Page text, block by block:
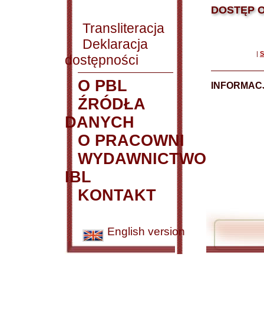
Transliteracja
Deklaracja
dostępności
O PBL
ŹRÓDŁA
DANYCH
O PRACOWNI
WYDAWNICTWO
IBL
KONTAKT
English version
DOSTĘP
|